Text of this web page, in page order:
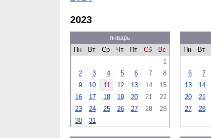
2023
январь
Пн
Вт Ср Чт Пт Сб
Вс
1
2
3 4 5 6 7
8
9
10 11 12 13 14
15
16
17 18 19 20 21
22
23
24 25 26 27 28
29
30
31
Пн
Вт
6
7
13
14
20
21
27
28